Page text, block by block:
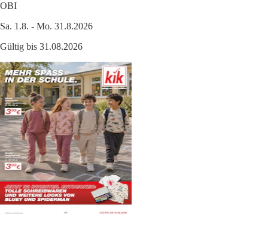
OBI
Sa. 1.8. - Mo. 31.8.2026
Gültig bis 31.08.2026